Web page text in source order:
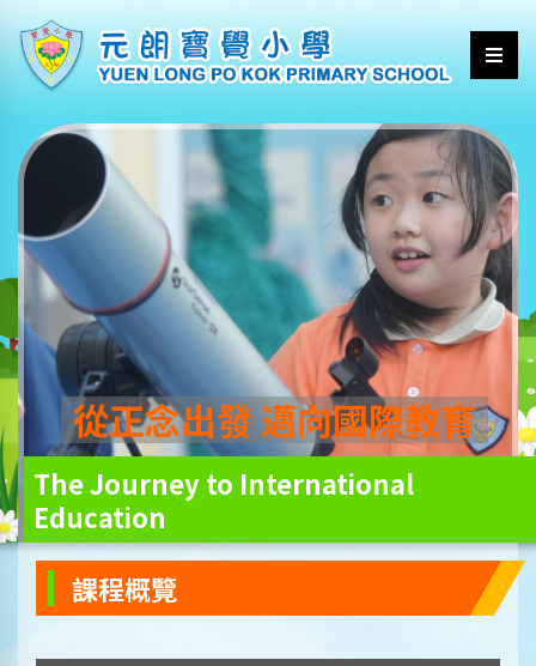
從正念出發 邁向國際教育
The Journey to International
Education
課程概覽